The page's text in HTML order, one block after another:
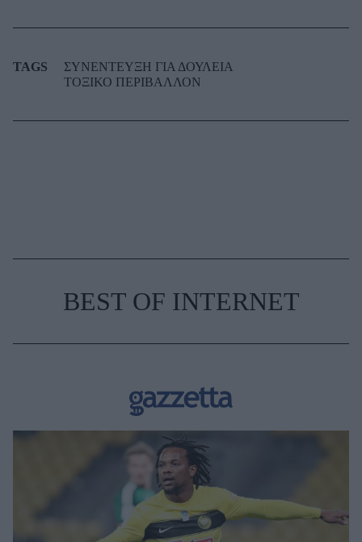
TAGS
ΣΥΝΕΝΤΕΥΞΗ ΓΙΑ ΔΟΥΛΕΙΑ
ΤΟΞΙΚΟ ΠΕΡΙΒΑΛΛΟΝ
BEST OF INTERNET